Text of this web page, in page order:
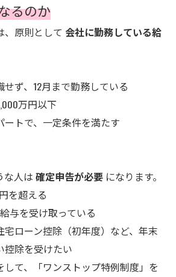
るのか
、原則として 会社に勤務している給
ず、12月まで勤務している
万円以下
トで、一定条件を満たす
な人は 確定申告が必要 になります。
を超える
与を受け取っている
ローン控除（初年度）など、年末
控除を受けたい
て、「ワンストップ特例制度」を